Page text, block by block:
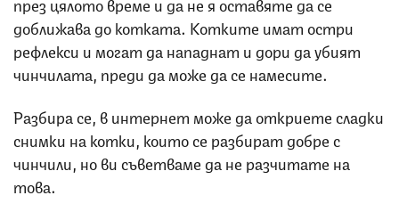
доближава до котката. Котките имат остри
рефлекси и могат да нападнат и дори да убият
чинчилата, преди да може да се намесите.
Разбира се, в интернет може да откриете сладки
снимки на котки, които се разбират добре с
чинчили, но ви съветваме да не разчитате на
това.